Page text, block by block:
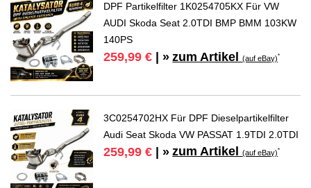
DPF Partikelfilter 1K0254705KX Für VW
AUDI Skoda Seat 2.0TDI BMP BMM 103KW
140PS
259,99 € | » zum Artikel(auf eBay)*
3C0254702HX Für DPF Dieselpartikelfilter
Audi Seat Skoda VW PASSAT 1.9TDI 2.0TDI
259,99 € | » zum Artikel(auf eBay)*